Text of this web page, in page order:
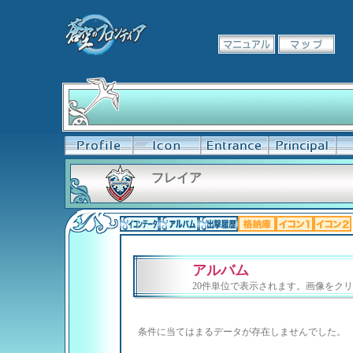
フレイア
アルバム
20件単位で表示されます。画像をク
条件に当てはまるデータが存在しませんでした。